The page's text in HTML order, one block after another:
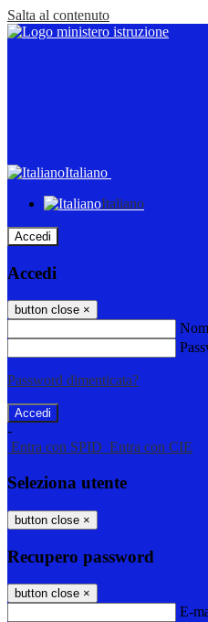
Salta al contenuto
Italiano
Italiano
Accedi
Accedi
button close ×
Password dimenticata?
-
Entra con SPID Entra con CIE
Seleziona utente
button close ×
Recupero password
button close ×
E-